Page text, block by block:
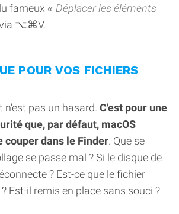
fameux
Déplacer les éléments
via ⌥⌘V.
POUR VOS FICHIERS
n'est pas un hasard. C'est pour une
que, par défaut, macOS
couper dans le Finder. Que se
se passe mal ? Si le disque de
? Est-ce que le fichier
Est-il remis en place sans souci ?